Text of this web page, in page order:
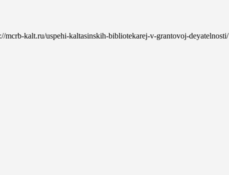
mcrb-kalt.ru/uspehi-kaltasinskih-bibliotekarej-v-grantovoj-deyatelnosti/